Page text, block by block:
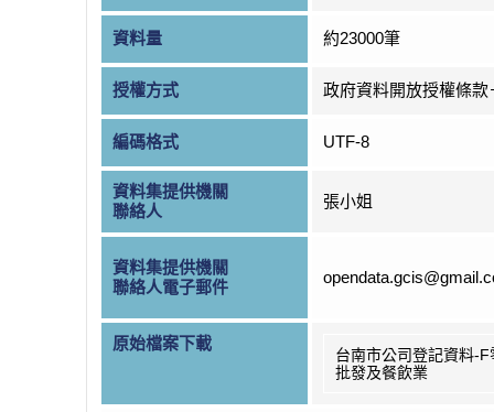
資料量 約23000筆
授權方式 政府資料開放授權條款
編碼格式 UTF-8
資料集提供機關
聯絡人
張小姐
資料集提供機關
聯絡人電子郵件
原始檔案下載
台南市公司登記資料-F
批發及餐飲業